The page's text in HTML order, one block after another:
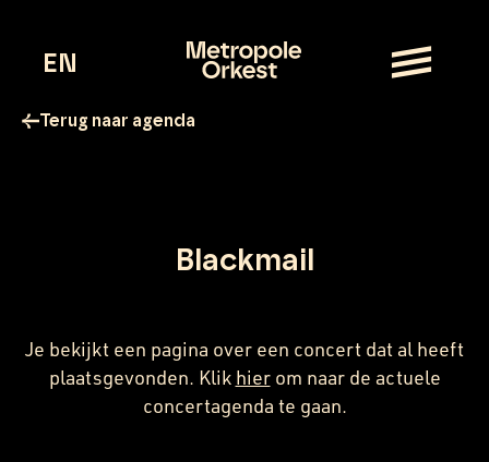
EN
Terug naar agenda
Blackmail
Je bekijkt een pagina over een concert dat al heeft
plaatsgevonden. Klik hierom naar de actuele
concertagenda te gaan.